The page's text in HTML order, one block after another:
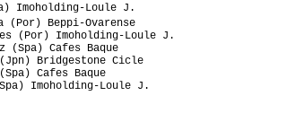
(Spa) Imoholding-Loule J.
(Por) Beppi-Ovarense
(Por) Imoholding-Loule J.
(Spa) Cafes Baque
(Jpn) Bridgestone Cicle
(Spa) Cafes Baque
(Spa) Imoholding-Loule J.